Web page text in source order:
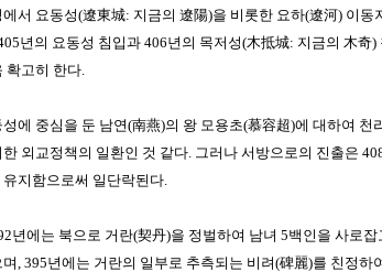
서 요동성(遼東城: 지금의 遼陽)을 비롯한 요하(遼河) 이동
년의 요동성 침입과 406년의 목저성(木抵城: 지금의 木奇)
확고히 한다.
에 중심을 둔 남연(南燕)의 왕 모용초(慕容超)에 대하여 천
외교정책의 일환인 것 같다. 그러나 서방으로의 진출은
유지함으로써 일단락된다.
년에는 북으로 거란(契丹)을 정벌하여 남녀 5백인을 사로잡
, 395년에는 거란의 일부로 추측되는 비려(碑麗)를 친정